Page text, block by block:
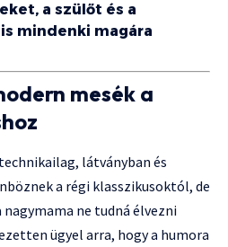
a szülőt és a
mindenki magára
mesék a
látványban és
a régi klasszikusoktól, de
ne tudná élvezni
ügyel arra, hogy a humora